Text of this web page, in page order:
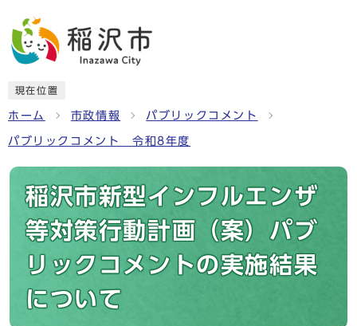
現在位置
ホーム 市政情報 パブリックコメント
パブリックコメント 令和8年度
稲沢市新型インフルエンザ
等対策行動計画（案）パブ
リックコメントの実施結果
について